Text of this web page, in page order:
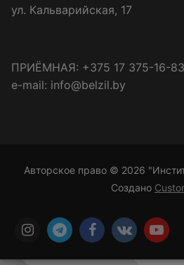
ул. Кальварийская, 17
ПРИЁМНАЯ: +375 17 375-16-83
e-mail: info@belzil.by
Авторское право © 2026
Создано